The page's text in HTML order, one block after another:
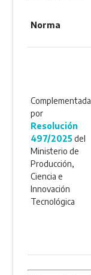
Norma
Complementada
por
Resolución
497/2025del
Ministerio de
Producción,
Ciencia e
Innovación
Tecnológica